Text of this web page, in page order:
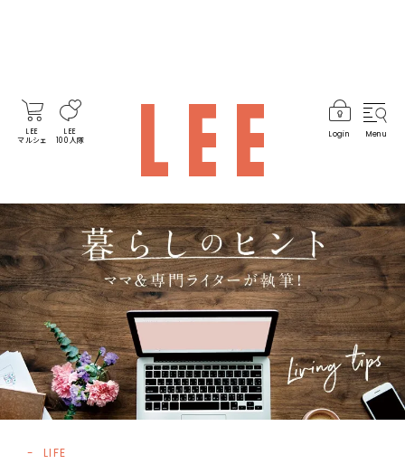
LEE
マルシェ
LEE
100人隊
Login Menu
LIFE